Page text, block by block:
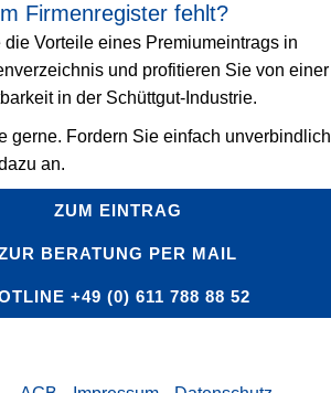
Firmenregister fehlt?
Vorteile eines Premiumeintrags in
und profitieren Sie von einer
in der Schüttgut-Industrie.
gerne. Fordern Sie einfach unverbindlich
an.
ZUM EINTRAG
BERATUNG PER MAIL
+49 (0) 611 788 88 52